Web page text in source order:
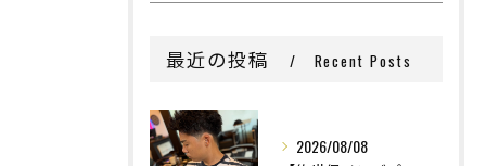
最近の投稿 Recent Posts
2026/08/08